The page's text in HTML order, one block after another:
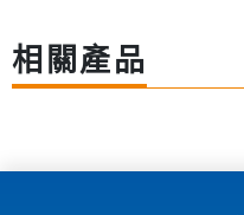
相關產品